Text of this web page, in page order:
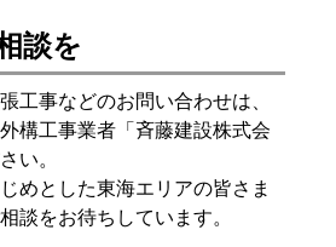
談を
工事などのお問い合わせは、
構工事業者「斉藤建設株式会
い。
めとした東海エリアの皆さま
談をお待ちしています。